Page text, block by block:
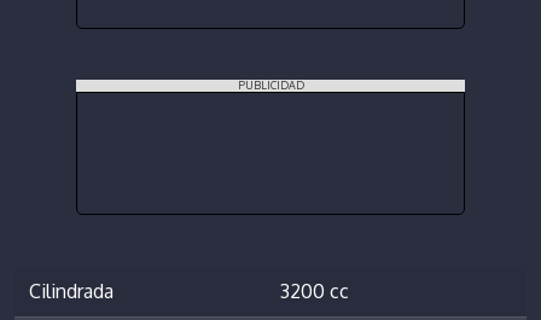
PUBLICIDAD
Cilindrada 3200 cc